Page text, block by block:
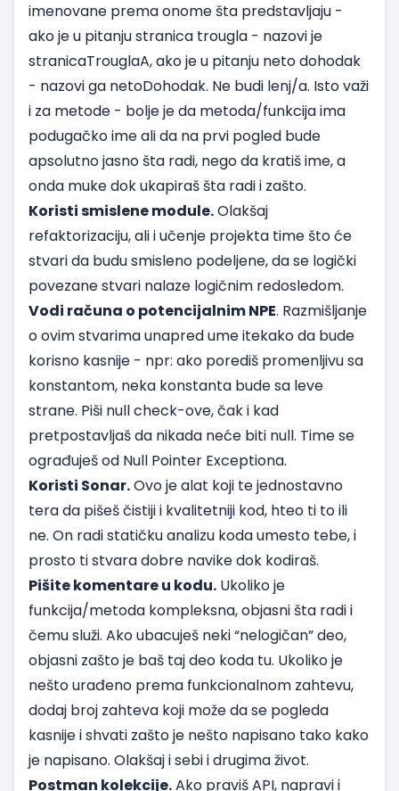
imenovane prema onome šta predstavljaju -
ako je u pitanju stranica trougla - nazovi je
stranicaTrouglaA, ako je u pitanju neto dohodak
- nazovi ga netoDohodak. Ne budi lenj/a. Isto važi
i za metode - bolje je da metoda/funkcija ima
podugačko ime ali da na prvi pogled bude
apsolutno jasno šta radi, nego da kratiš ime, a
onda muke dok ukapiraš šta radi i zašto.
Koristi smislene module.Olakšaj
refaktorizaciju, ali i učenje projekta time što će
stvari da budu smisleno podeljene, da se logički
povezane stvari nalaze logičnim redosledom.
Vodi računa o potencijalnim NPE. Razmišljanje
o ovim stvarima unapred ume itekako da bude
korisno kasnije - npr: ako porediš promenljivu sa
konstantom, neka konstanta bude sa leve
strane. Piši null check-ove, čak i kad
pretpostavljaš da nikada neće biti null. Time se
ograđuješ od Null Pointer Exceptiona.
Koristi Sonar.Ovo je alat koji te jednostavno
tera da pišeš čistiji i kvalitetniji kod, hteo ti to ili
ne. On radi statičku analizu koda umesto tebe, i
prosto ti stvara dobre navike dok kodiraš.
Pišite komentare u kodu. Ukoliko je
funkcija/metoda kompleksna, objasni šta radi i
čemu služi. Ako ubacuješ neki “nelogičan” deo,
objasni zašto je baš taj deo koda tu. Ukoliko je
nešto urađeno prema funkcionalnom zahtevu,
dodaj broj zahteva koji može da se pogleda
kasnije i shvati zašto je nešto napisano tako kako
je napisano. Olakšaj i sebi i drugima život.
Postman kolekcije.Ako praviš API, napravi i